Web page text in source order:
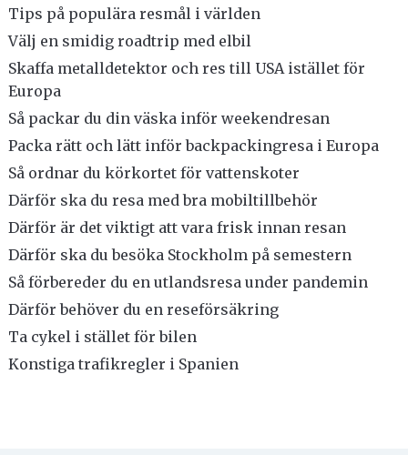
Tips på populära resmål i världen
Välj en smidig roadtrip med elbil
Skaffa metalldetektor och res till USA istället för
Europa
Så packar du din väska inför weekendresan
Packa rätt och lätt inför backpackingresa i Europa
Så ordnar du körkortet för vattenskoter
Därför ska du resa med bra mobiltillbehör
Därför är det viktigt att vara frisk innan resan
Därför ska du besöka Stockholm på semestern
Så förbereder du en utlandsresa under pandemin
Därför behöver du en reseförsäkring
Ta cykel i stället för bilen
Konstiga trafikregler i Spanien